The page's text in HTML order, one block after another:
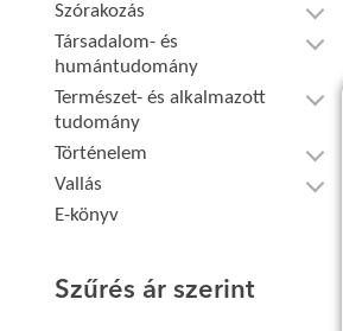
Szórakozás
Társadalom- és
humántudomány
Természet- és alkalmazott
tudomány
Történelem
Vallás
E-könyv
Szűrés ár szerint